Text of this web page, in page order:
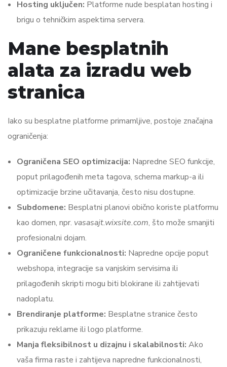
Hosting uključen: Platforme nude besplatan hosting i
brigu o tehničkim aspektima servera.
Mane besplatnih
alata za izradu web
stranica
Iako su besplatne platforme primamljive, postoje značajna
ograničenja:
Ograničena SEO optimizacija: Napredne SEO funkcije,
poput prilagođenih meta tagova, schema markup-a ili
optimizacije brzine učitavanja, često nisu dostupne.
Subdomene: Besplatni planovi obično koriste platformu
kao domen, npr. vasasajt.wixsite.com, što može smanjiti
profesionalni dojam.
Ograničene funkcionalnosti: Napredne opcije poput
webshopa, integracije sa vanjskim servisima ili
prilagođenih skripti mogu biti blokirane ili zahtijevati
nadoplatu.
Brendiranje platforme: Besplatne stranice često
prikazuju reklame ili logo platforme.
Manja fleksibilnost u dizajnu i skalabilnosti: Ako
vaša firma raste i zahtijeva napredne funkcionalnosti,